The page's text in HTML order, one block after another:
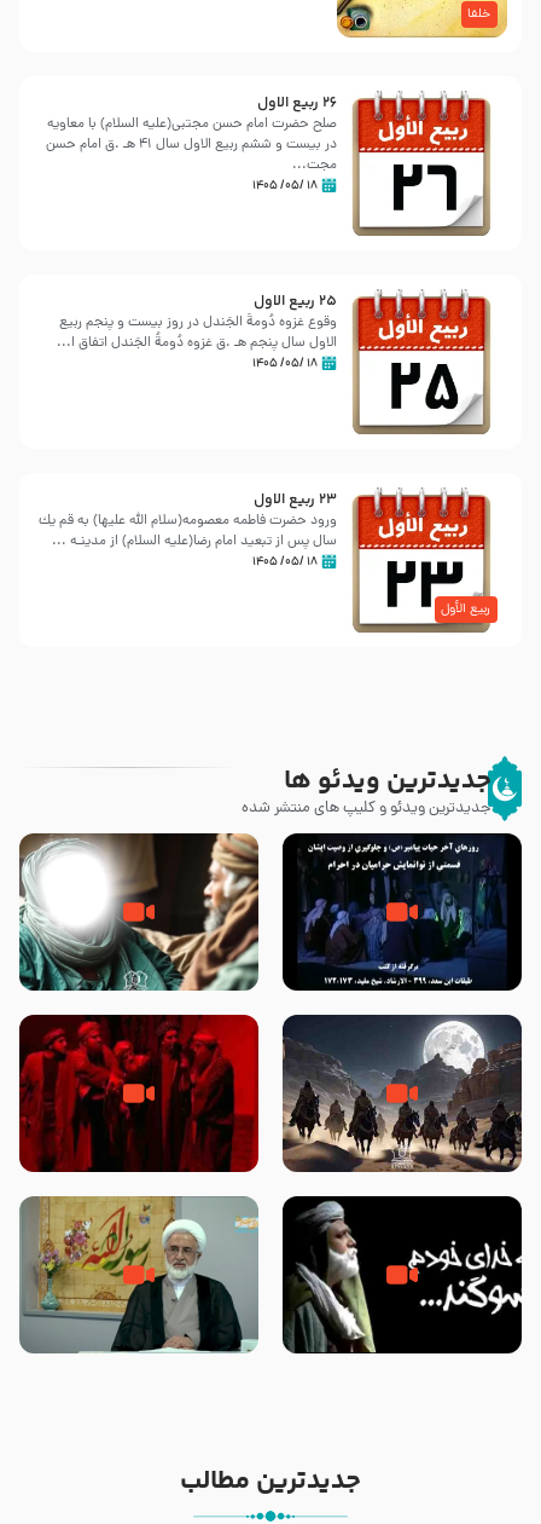
خلفا
26 ربيع الاول
صلح حضرت امام حسن مجتبی(علیه السلام) با معاویه
در بیست و ششم ربیع الاول سال 41 هـ .ق امام حسن
مجت...
۱۸ /۰۵/ ۱۴۰۵
25 ربيع الاول
وقوع غزوه دُومةُ الجَندل در روز بیست و پنجم ربیع
الاول سال پنجم هـ .ق غزوه دُومةُ الجَندل اتفاق ا...
۱۸ /۰۵/ ۱۴۰۵
ربیع الأول
23 ربيع الاول
ورود حضرت فاطمه معصومه(سلام الله علیها) به قم یك
سال پس از تبعید امام رضا(علیه السلام) از مدینـه ...
۱۸ /۰۵/ ۱۴۰۵
جدیدترین ویدئو ها
جدیدترین ویدئو و کلیپ های منتشر شده
روزهای آخر حیات پیامبر اکرم صلی
الله علیه و آله – قسمتی از
وصیتی که نوشته نشد (حدیث
قرطاس)
‌‌‌‌‌‌‌داستان ترور نافرجام رسول خدا
صلی الله علیه و آله – شهادت
قسمتی از نوا نمایش بیرق ماندگار
بیان توطئه های منافقین پیش از
خطبه حضرت سلمان سه روز پس از
شهادت پیامبر اکرم صلی الله علیه
مادر داعش – حجت الاسلام جباری
جدیدترین مطالب